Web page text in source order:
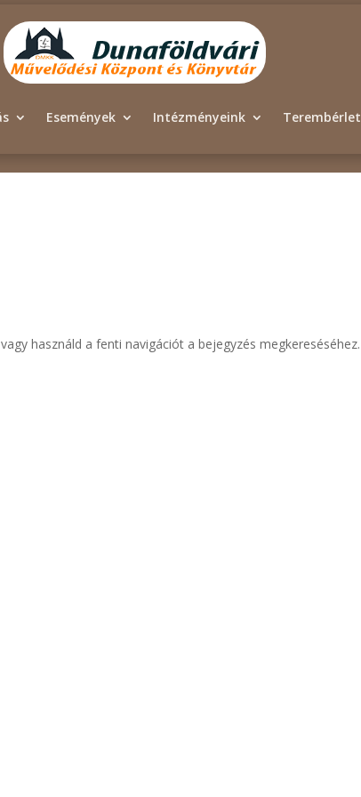
Események Intézményeink Terembérlet
használd a fenti navigációt a bejegyzés megkereséséhez.